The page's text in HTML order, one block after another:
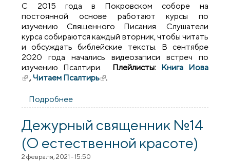
С 2015 года в Покровском соборе на
постоянной основе работают курсы по
изучению Священного Писания. Слушатели
курса собираются каждый вторник, чтобы читать
и обсуждать библейские тексты. В сентябре
2020 года начались видеозаписи встреч по
изучению Псалтири.
Плейлисты: Книга Иова
(внешняя ссылка)
,Читаем Псалтирь(внешняя ссылка)
.
Подробнее
вместе" - Псалом 15
Дежурный священник №14
(О естественной красоте)
2 февраля, 2021 - 15:50